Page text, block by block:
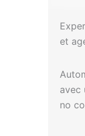
et
avec
no